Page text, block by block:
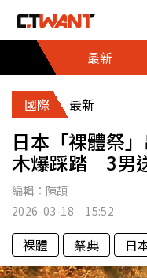
最新
國際 最新
日本「裸體祭
木爆踩踏 3男
編輯： 陳頡
2026-03-18 15:52
裸體 祭典 日